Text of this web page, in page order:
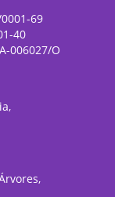
69
40
006027/O